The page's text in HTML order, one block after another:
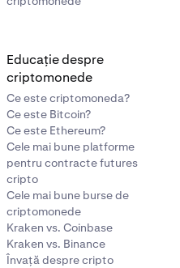
Educație despre
criptomonede
Ce este criptomoneda?
Ce este Bitcoin?
Ce este Ethereum?
Cele mai bune platforme
pentru contracte futures
cripto
Cele mai bune burse de
criptomonede
Kraken vs. Coinbase
Kraken vs. Binance
Învață despre cripto